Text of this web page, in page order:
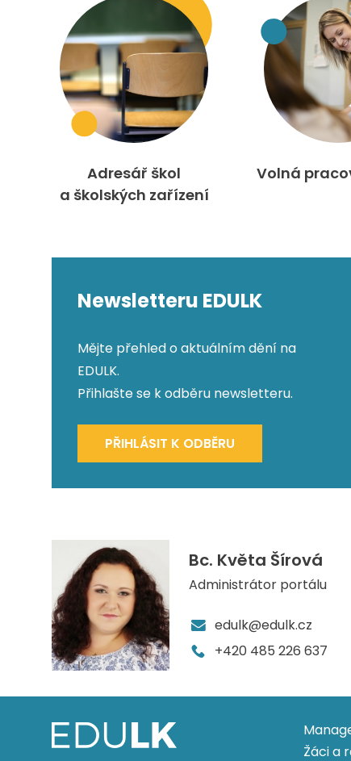
Adresář škol
a školských zařízení
Volná
Newsletteru EDULK
Mějte přehled o aktuálním dění na
EDULK.
Přihlašte se k odběru newsletteru.
PŘIHLÁSIT K ODBĚRU
Bc. Květa Šírová
Administrátor portálu
edulk@edulk.cz
+420 485 226 637
Žáci a